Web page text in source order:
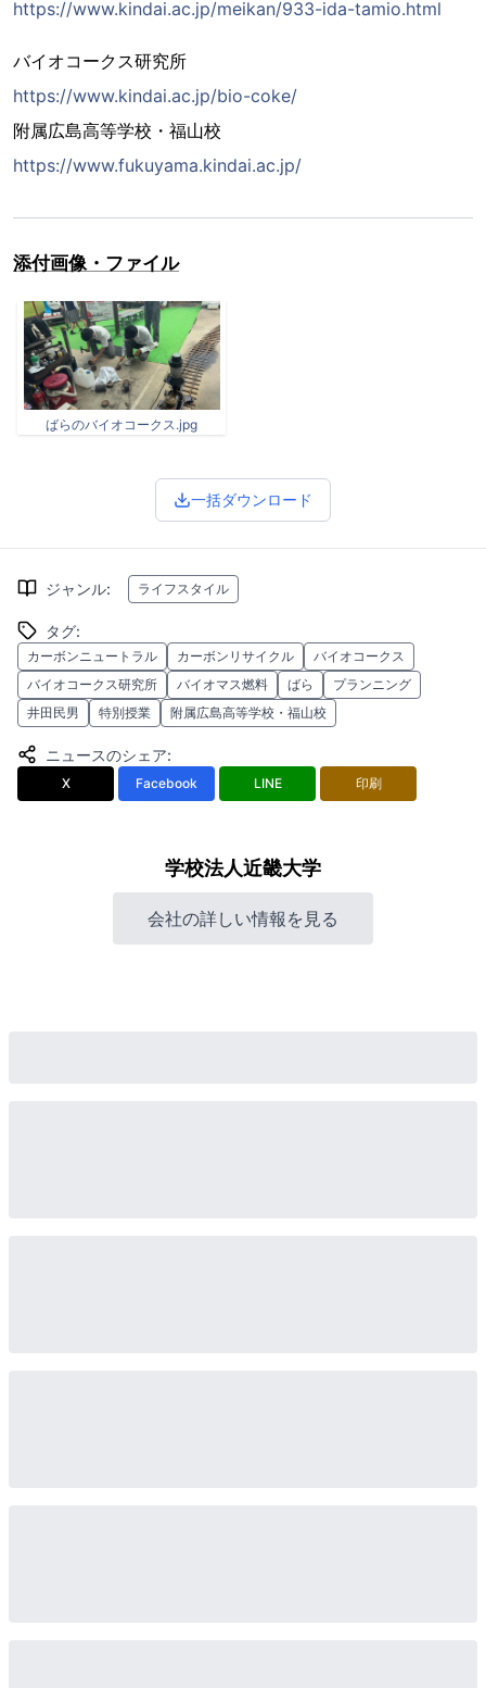
https://www.kindai.ac.jp/meikan/933-ida-tamio.html
バイオコークス研究所
https://www.kindai.ac.jp/bio-coke/
附属広島高等学校・福山校
https://www.fukuyama.kindai.ac.jp/
添付画像・ファイル
ばらのバイオコークス.jpg
一括ダウンロード
ジャンル: ライフスタイル
タグ:
カーボンニュートラル カーボンリサイクル
バイオコークス
バイオコークス研究所
バイオマス燃料 ばら
プランニング
井田民男
特別授業 附属広島高等学校・福山校
ニュースのシェア:
X Facebook LINE 印刷
学校法人近畿大学
会社の詳しい情報を見る